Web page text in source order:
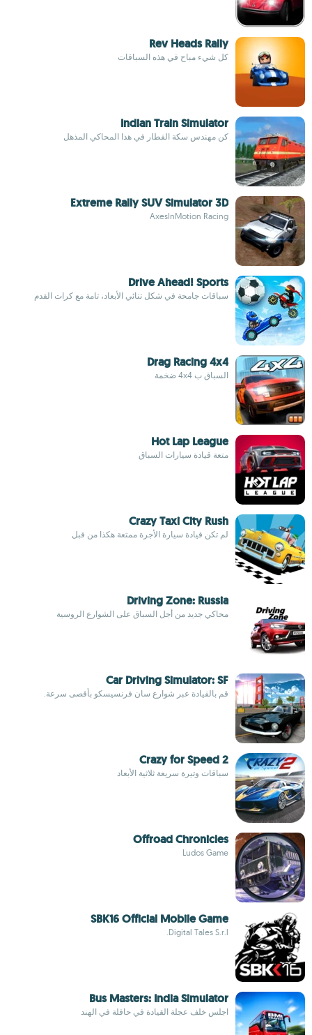
Rev Heads Rally
كل شيء مباح في هذه السباقات
Indian Train Simulator
كن مهندس سكة القطار في هذا المحاكي المذهل
Extreme Rally SUV Simulator 3D
AxesInMotion Racing
Drive Ahead! Sports
سباقات جامحة في شكل تنائي الأبعاد، تامة مع كرات القدم
Drag Racing 4x4
السباق ب 4x4 ضخمة
Hot Lap League
متعة قيادة سيارات السباق
Crazy Taxi City Rush
لم تكن قيادة سيارة الأجرة ممتعة هكذا من قبل
Driving Zone: Russia
محاكي جديد من أجل السباق على الشوارع الروسية
Car Driving Simulator: SF
قم بالقيادة عبر شوارع سان فرنسيسكو بأقصى سرعة.
Crazy for Speed 2
سباقات وتيرة سريعة ثلاثية الأبعاد
Offroad Chronicles
Ludos Game
SBK16 Official Mobile Game
Digital Tales S.r.l.
Bus Masters: India Simulator
اجلس خلف عجلة القيادة في حافلة في الهند